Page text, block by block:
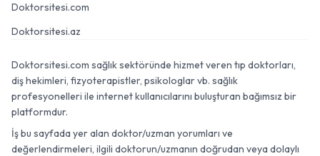
Doktorsitesi.com
Doktorsitesi.az
Doktorsitesi.com sağlık sektöründe hizmet veren tıp doktorları,
diş hekimleri, fizyoterapistler, psikologlar vb. sağlık
profesyonelleri ile internet kullanıcılarını buluşturan bağımsız bir
platformdur.
İş bu sayfada yer alan doktor/uzman yorumları ve
değerlendirmeleri, ilgili doktorun/uzmanın doğrudan veya dolaylı